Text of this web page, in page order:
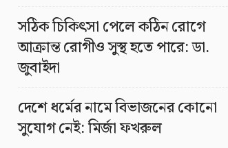
সঠিক চিকিৎসা পেলে কঠিন রোগে
আক্রান্ত রোগীও সুস্থ হতে পারে: ডা.
জুবাইদা
দেশে ধর্মের নামে বিভাজনের কোনো
সুযোগ নেই: মির্জা ফখরুল